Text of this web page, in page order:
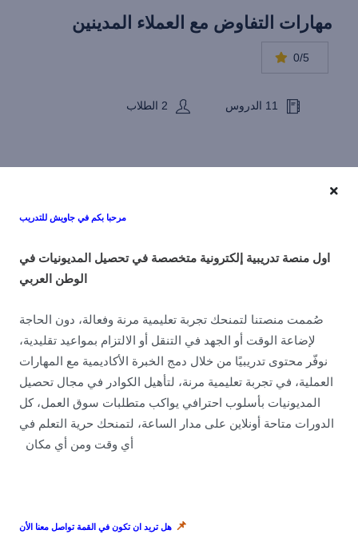
مهارات التفاوض مع العملاء المدينين
0/5
11 الدروس 2 الطلاب
مرحبا بكم في جاويش للتدريب
اول منصة تدريبية إلكترونية متخصصة في تحصيل المديونيات في
الوطن العربي
صُممت منصتنا لتمنحك تجربة تعليمية مرنة وفعالة، دون الحاجة
لإضاعة الوقت أو الجهد في التنقل أو الالتزام بمواعيد تقليدية،
نوفّر محتوى تدريبيًا من خلال دمج الخبرة الأكاديمية مع المهارات
العملية، في تجربة تعليمية مرنة، لتأهيل الكوادر في مجال تحصيل
المديونيات بأسلوب احترافي يواكب متطلبات سوق العمل، كل
الدورات متاحة أونلاين على مدار الساعة، لتمنحك حرية التعلم في
أي وقت ومن أي مكان
📌 هل تريد ان تكون في القمة تواصل معنا الأن
About
الجودة ودورات متنوعة في مختلف المجالات. انضم إلينا اليوم لتطوير مهاراتك وفتح آفاق
جديدة لمستقبلك.
Never Miss A Post!
Choose the most powerful courses and always be on demand